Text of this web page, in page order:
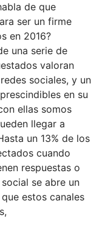
de que
ser un firme
en 2016?
una serie de
valoran
sociales, y un
en su
ellas somos
llegar a
un 13% de los
cuando
respuestas o
se abre un
estos canales